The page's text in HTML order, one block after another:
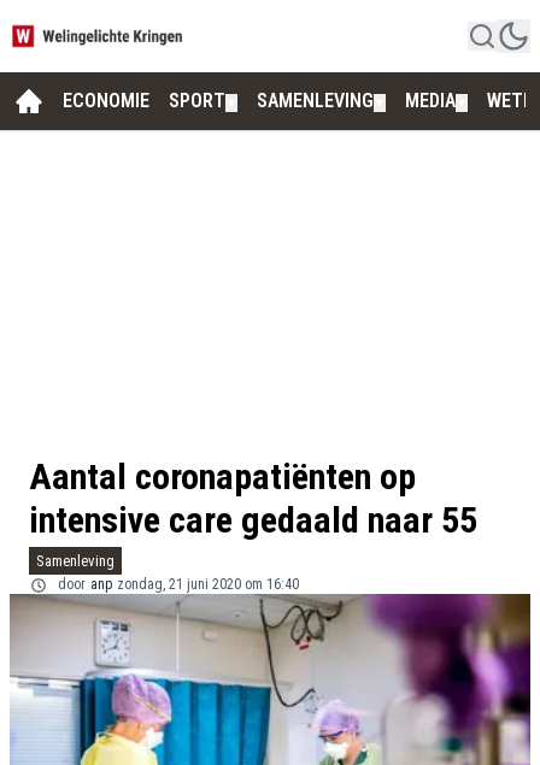
ECONOMIE SPORT SAMENLEVING MEDIA
Aantal coronapatiënten op
intensive care gedaald naar 55
Samenleving
door anp zondag, 21 juni 2020 om 16:40